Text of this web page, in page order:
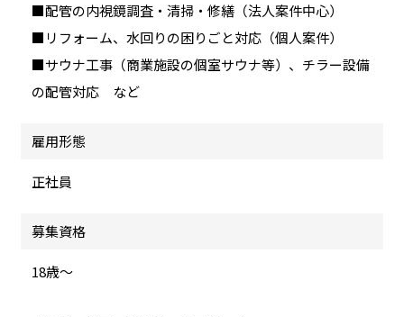
■配管の内視鏡調査・清掃・修繕（法人案件中心）
■リフォーム、水回りの困りごと対応（個人案件）
■サウナ工事（商業施設の個室サウナ等）、チラー設備
の配管対応 など
雇用形態
正社員
募集資格
18歳～